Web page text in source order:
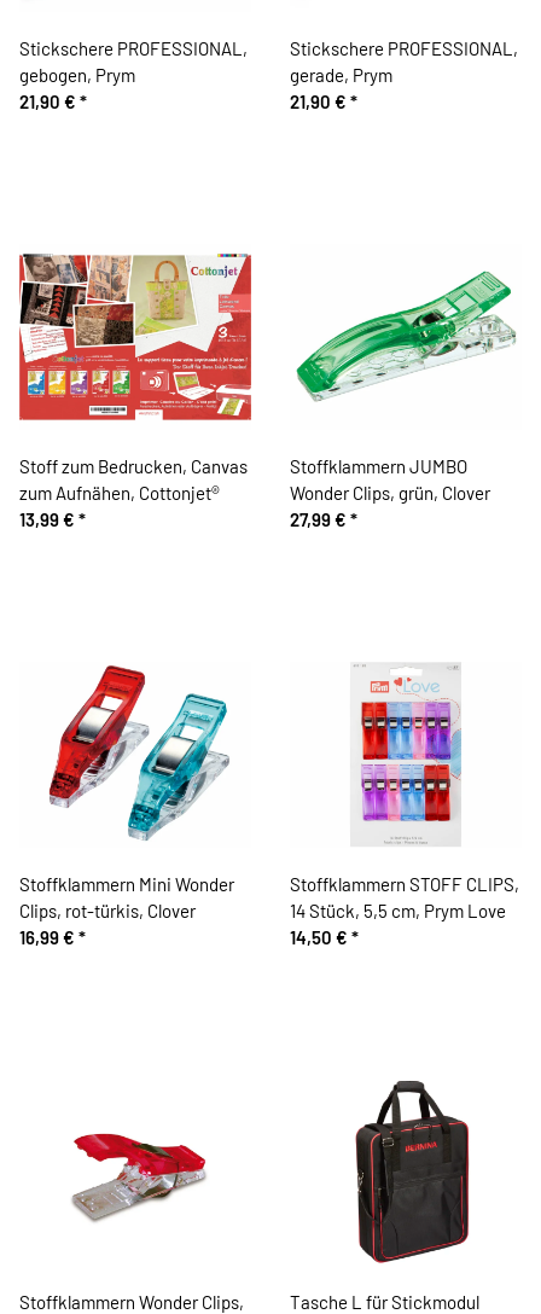
Stickschere PROFESSIONAL,
gebogen, Prym
21,90 € *
Stickschere PROFESSIONAL,
gerade, Prym
21,90 € *
Stoff zum Bedrucken, Canvas
zum Aufnähen, Cottonjet®
13,99 € *
Stoffklammern JUMBO
Wonder Clips, grün, Clover
27,99 € *
Stoffklammern Mini Wonder
Clips, rot-türkis, Clover
16,99 € *
Stoffklammern STOFF CLIPS,
14 Stück, 5,5 cm, Prym Love
14,50 € *
Stoffklammern Wonder Clips,
Tasche L für Stickmodul